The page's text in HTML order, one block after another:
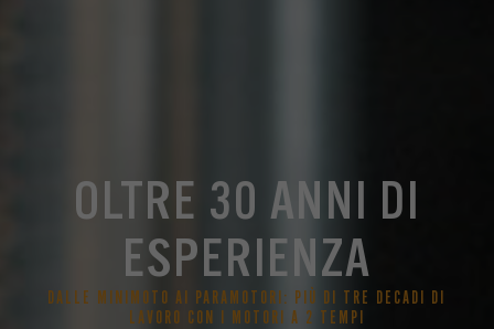
OLTRE 30 ANNI DI
ESPERIENZA
DALLE MINIMOTO AI PARAMOTORI: PIÙ DI TRE DECADI DI
LAVORO CON I MOTORI A 2 TEMPI